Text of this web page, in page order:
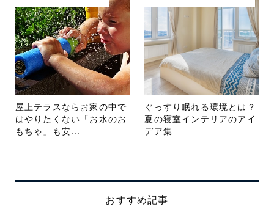
屋上テラスならお家の中で
はやりたくない「お水のお
もちゃ」も安...
ぐっすり眠れる環境とは？
夏の寝室インテリアのアイ
デア集
おすすめ記事